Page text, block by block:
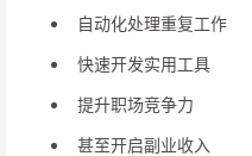
自动化处理重复工作
快速开发实用工具
提升职场竞争力
甚至开启副业收入